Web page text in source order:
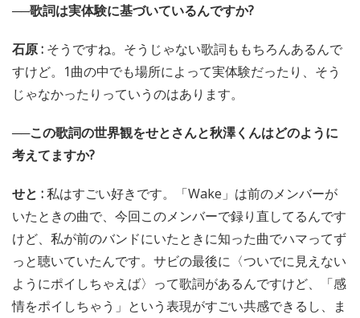
──歌詞は実体験に基づいているんですか?
石原 : そうですね。そうじゃない歌詞ももちろんあるんで
すけど。1曲の中でも場所によって実体験だったり、そう
じゃなかったりっていうのはあります。
──この歌詞の世界観をせとさんと秋澤くんはどのように
考えてますか?
せと :私はすごい好きです。「Wake」は前のメンバーが
いたときの曲で、今回このメンバーで録り直してるんです
けど、私が前のバンドにいたときに知った曲でハマってず
っと聴いていたんです。サビの最後に〈ついでに見えない
ようにポイしちゃえば〉って歌詞があるんですけど、「感
情をポイしちゃう」という表現がすごい共感できるし、ま